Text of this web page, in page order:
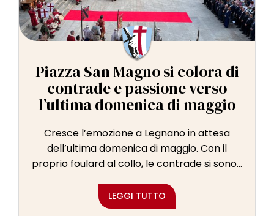
Piazza San Magno si colora di
contrade e passione verso
l’ultima domenica di maggio
Cresce l’emozione a Legnano in attesa
dell’ultima domenica di maggio. Con il
proprio foulard al collo, le contrade si sono...
LEGGI TUTTO